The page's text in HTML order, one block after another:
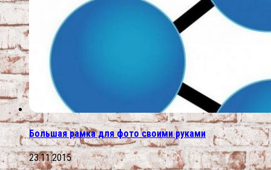
Большая рамка для фото своими руками
23.11.2015